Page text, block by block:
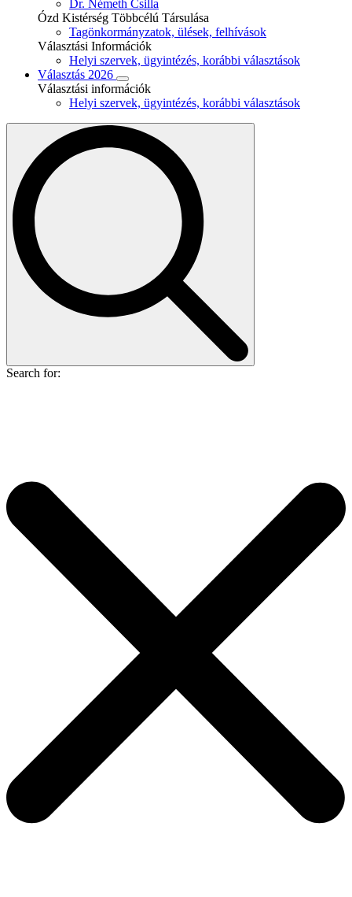
Dr. Németh Csilla
Ózd Kistérség Többcélú Társulása
Tagönkormányzatok, ülések, felhívások
Választási Információk
Helyi szervek, ügyintézés, korábbi választások
Választás 2026
Választási információk
Helyi szervek, ügyintézés, korábbi választások
Search for: